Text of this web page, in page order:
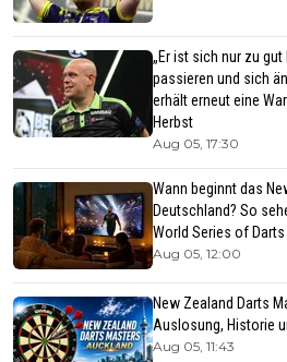
„Er ist sich nur zu
passieren und sich
erhält erneut eine
Herbst
Aug 05, 17:30
Wann beginnt das
Deutschland? So
World Series of Darts
Aug 05, 12:00
New Zealand Darts
Auslosung, Historie
Aug 05, 11:43